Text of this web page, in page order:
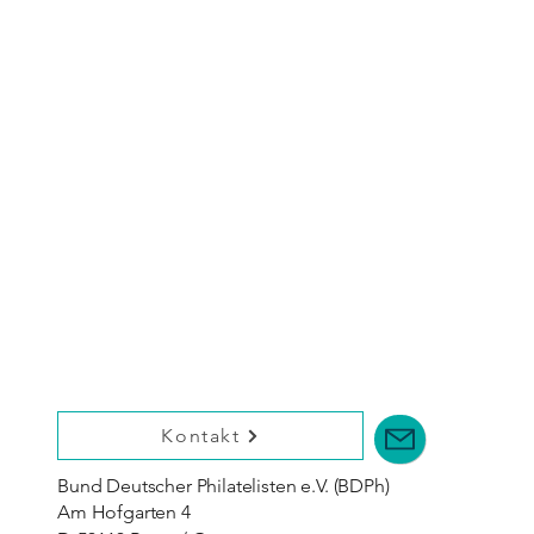
Kontakt
Bund Deutscher Philatelisten e.V. (BDPh)
Am Hofgarten 4